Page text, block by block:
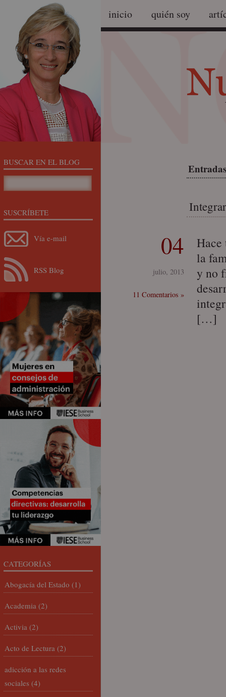
inicio quién soy
04
julio, 2013
11 Comentarios »
la
y no
[…]
BUSCAR EN EL BLOG
SUSCRÍBETE
Vía e-mail
RSS Blog
CATEGORÍAS
Abogacía del Estado (1)
Academia (2)
Activia (2)
Acto de Lectura (2)
adicción a las redes
sociales (4)